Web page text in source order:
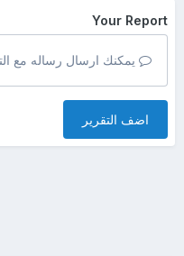
Your Report
يمكنك ارسال رساله مع
اضف التقرير